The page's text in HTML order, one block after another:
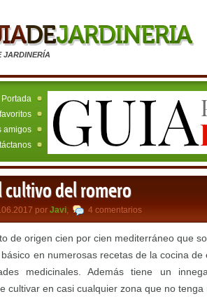
JARDINERÍA
Portada
amigos
cultivo del romero
por Javi, 4 comentarios
de origen cien por cien mediterráneo que
en numerosas recetas de la cocina
medicinales. Además tiene un
cultivar en casi cualquier zona que no